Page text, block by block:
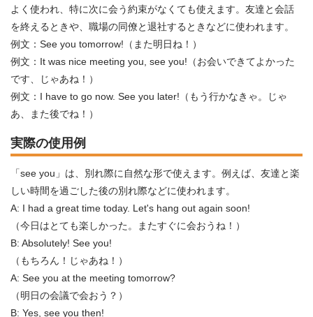
よく使われ、特に次に会う約束がなくても使えます。友達と会話
を終えるときや、職場の同僚と退社するときなどに使われます。
例文：See you tomorrow!（また明日ね！）
例文：It was nice meeting you, see you!（お会いできてよかった
です、じゃあね！）
例文：I have to go now. See you later!（もう行かなきゃ。じゃ
あ、また後でね！）
実際の使用例
「see you」は、別れ際に自然な形で使えます。例えば、友達と楽
しい時間を過ごした後の別れ際などに使われます。
A: I had a great time today. Let's hang out again soon!
（今日はとても楽しかった。またすぐに会おうね！）
B: Absolutely! See you!
（もちろん！じゃあね！）
A: See you at the meeting tomorrow?
（明日の会議で会おう？）
B: Yes, see you then!